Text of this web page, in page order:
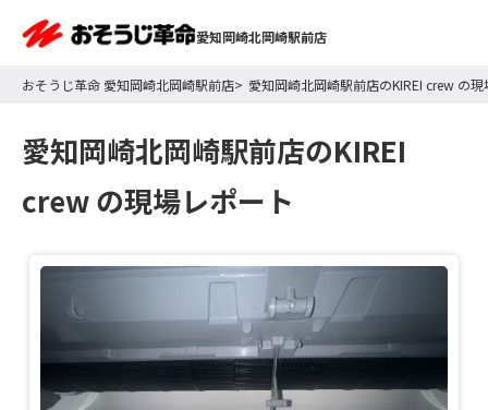
愛知岡崎北岡崎駅前店
おそうじ革命 愛知岡崎北岡崎駅前店 愛知岡崎北岡崎駅前店のKIREI crew の
愛知岡崎北岡崎駅前店のKIREI
crew の現場レポート